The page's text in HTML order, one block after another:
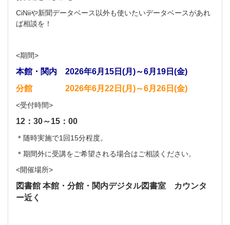
CiNiiや新聞データベース以外も使いたいデータベースがあれ
ば相談を！
<期間>
本館・関内 2026年6月15日(月)～6月19日(金)
分館 2026年6月22日(月)～6月26日(金)
<受付時間>
12：30～15：00
＊随時実施で1回15分程度。
＊期間外に受講をご希望される場合はご相談ください。
<開催場所>
図書館 本館・分館・関内デジタル図書室 カウンタ
ー近く